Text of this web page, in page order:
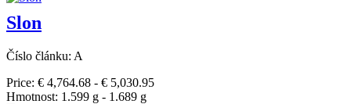
Slon
Číslo článku: A
Price: € 4,764.68 - € 5,030.95
Hmotnost: 1.599 g - 1.689 g